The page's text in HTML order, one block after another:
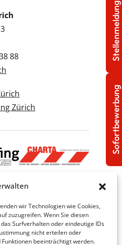
wir Technologien wie Cookies,
zuzugreifen. Wenn Sie diesen
Surfverhalten oder eindeutige IDs
nicht erteilen oder
beeinträchtigt werden.
88
Zürich
Sofortbewerbung
Stellenmeldung